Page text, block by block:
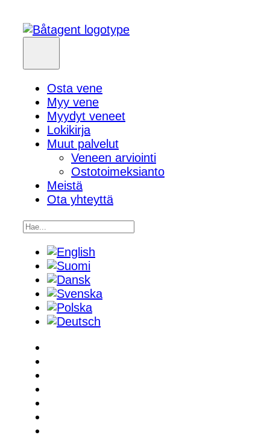
Osta vene
Myy vene
Myydyt veneet
Lokikirja
Muut palvelut
Veneen arviointi
Ostotoimeksianto
Meistä
Ota yhteyttä